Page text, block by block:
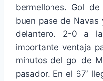
bermellones. Gol
buen pase de Navas
delantero. 2-0 a
importante ventaja
minutos del gol de
pasador. En el 67′